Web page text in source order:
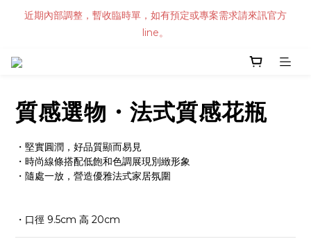
近期內部調整，暫收臨時單，如有預定或專案需求請來訊官方
line。
質感選物・法式質感花瓶
・堅實圓潤，好品質顯而易見
・時尚線條搭配低飽和色調展現別緻形象
・隨處一放，營造優雅法式家居氛圍
・口徑 9.5cm 高 20cm